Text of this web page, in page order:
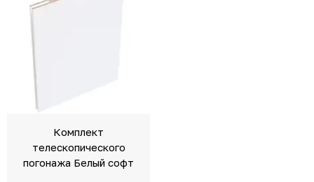
Комплект
телескопического
погонажа Белый софт